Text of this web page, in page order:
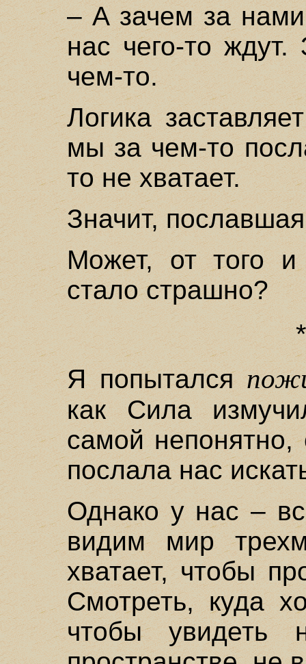
– А зачем за
нас чего-то
чем-то.
Логика
мы за чем-то
то не хватает.
Значит,
Может, от того
стало страшно?
Я попытался
как Сила
самой
послала нас
Однако у нас –
видим мир
хватает, чтобы
Смотреть, куда
чтобы увидеть